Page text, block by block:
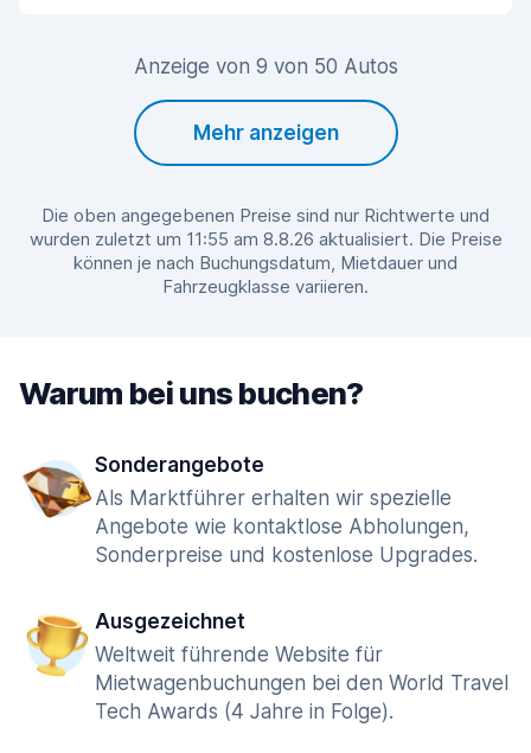
Anzeige von 9 von 50 Autos
Mehr anzeigen
Die oben angegebenen Preise sind nur Richtwerte und
wurden zuletzt um 11:55 am 8.8.26 aktualisiert. Die Preise
können je nach Buchungsdatum, Mietdauer und
Fahrzeugklasse variieren.
Warum bei uns buchen?
Sonderangebote
Als Marktführer erhalten wir spezielle
Angebote wie kontaktlose Abholungen,
Sonderpreise und kostenlose Upgrades.
Ausgezeichnet
Weltweit führende Website für
Mietwagenbuchungen bei den World Travel
Tech Awards (4 Jahre in Folge).